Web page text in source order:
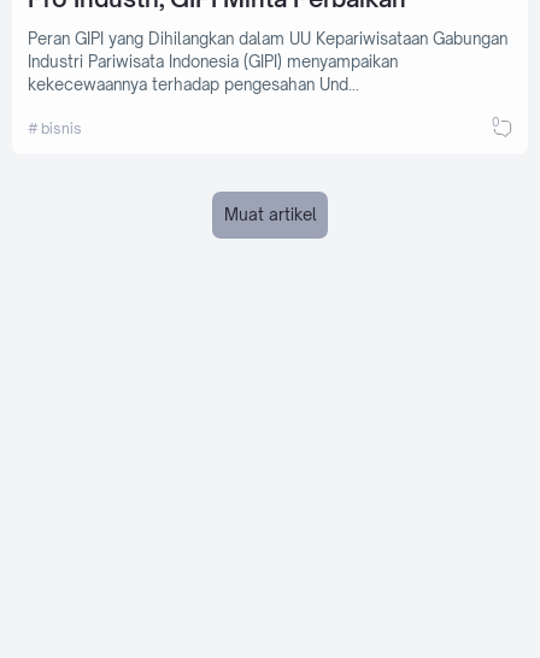
Peran GIPI yang Dihilangkan dalam UU Kepariwisataan Gabungan
Industri Pariwisata Indonesia (GIPI) menyampaikan
kekecewaannya terhadap pengesahan Und…
bisnis 0
Muat artikel